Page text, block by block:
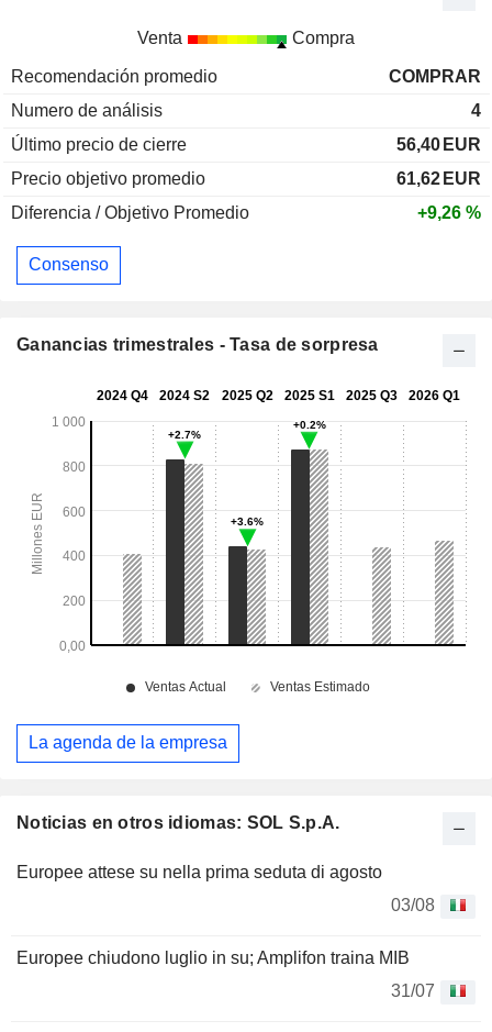
Noticias en otros idiomas: SOL S.p.A.
Europee attese su nella prima seduta di agosto
03/08
Europee chiudono luglio in su; Amplifon traina MIB
31/07
Venta Compra
Recomendación promedio
COMPRAR
Numero de análisis
4
Último precio de cierre
56,40 EUR
Precio objetivo promedio
61,62 EUR
Diferencia / Objetivo Promedio
+9,26 %
Consenso
Ganancias trimestrales - Tasa de sorpresa
La agenda de la empresa